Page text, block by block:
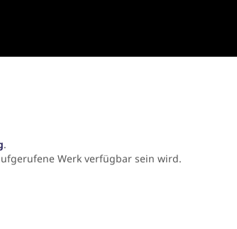
.
Werk verfügbar sein wird.